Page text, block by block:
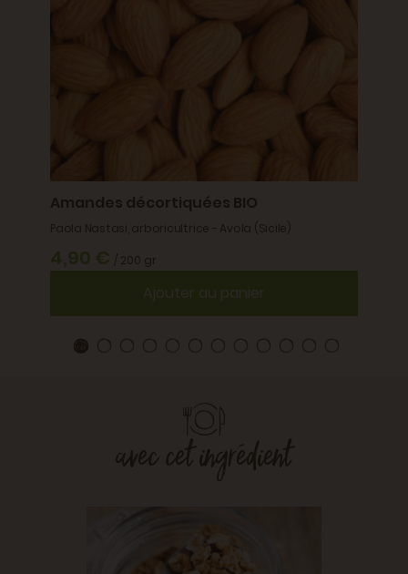
Amandes décortiquées BIO
Paola Nastasi, arboricultrice - Avola (Sicile)
4,90 € / 200 gr
Ajouter au panier